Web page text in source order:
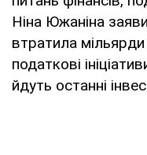
Ніна Южаніна
втратила мільярди
податкові
йдуть останні